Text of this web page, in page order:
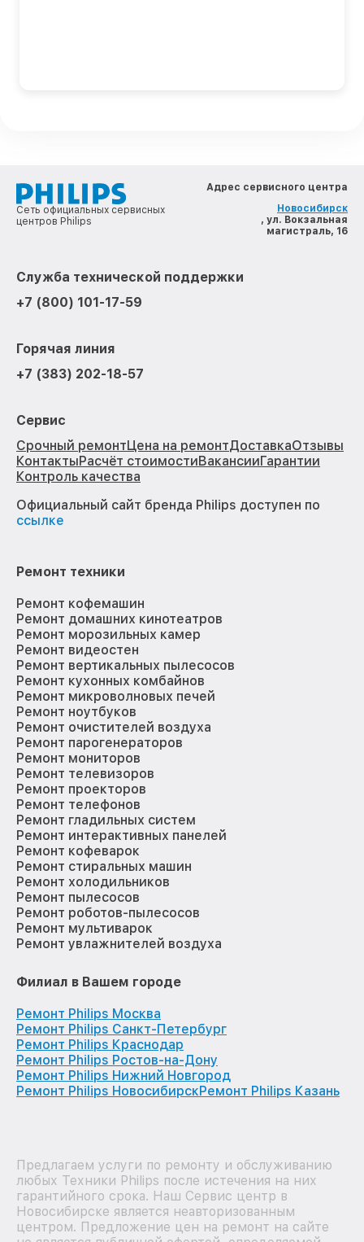
Сеть официальных сервисных
центров Philips
Адрес сервисного центра
Новосибирск
, ул. Вокзальная
магистраль, 16
Служба технической поддержки
+7 (800) 101-17-59
Горячая линия
+7 (383) 202-18-57
Сервис
Срочный ремонтЦена на ремонтДоставкаОтзывы
КонтактыРасчёт стоимостиВакансииГарантии
Контроль качества
Официальный сайт бренда Philips доступен по
ссылке
Ремонт техники
Ремонт кофемашин
Ремонт домашних кинотеатров
Ремонт морозильных камер
Ремонт видеостен
Ремонт вертикальных пылесосов
Ремонт кухонных комбайнов
Ремонт микроволновых печей
Ремонт ноутбуков
Ремонт очистителей воздуха
Ремонт парогенераторов
Ремонт мониторов
Ремонт телевизоров
Ремонт проекторов
Ремонт телефонов
Ремонт гладильных систем
Ремонт интерактивных панелей
Ремонт кофеварок
Ремонт стиральных машин
Ремонт холодильников
Ремонт пылесосов
Ремонт роботов-пылесосов
Ремонт мультиварок
Ремонт увлажнителей воздуха
Филиал в Вашем городе
Ремонт Philips Москва
Ремонт Philips Санкт-Петербург
Ремонт Philips Краснодар
Ремонт Philips Ростов-на-Дону
Ремонт Philips Нижний Новгород
Ремонт Philips НовосибирскРемонт Philips Казань
Предлагаем услуги по ремонту и обслуживанию
любых Техники Philips после истечения на них
гарантийного срока. Наш Сервис центр в
Новосибирске является неавторизованным
центром. Предложение цен на ремонт на сайте